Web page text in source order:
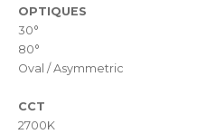
OPTIQUES
30°
80°
Oval / Asymmetric
CCT
2700K